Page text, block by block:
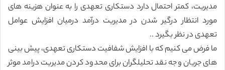
مدیریت، کمتر احتمال دارد دستکاری تعهدی را به عنوان هزینه های
مورد انتظار درگیر شدن در مدیریت درآمد درمیان افزایش عوامل
تعهدی در نظر بگیرد ..
ما فرض می کنیم که با افزایش شفافیت دستکاری تعهدی، پیش بینی
های جریان وجه نقد تحلیلگران برای محدود کردن مدیریت درامد موثر